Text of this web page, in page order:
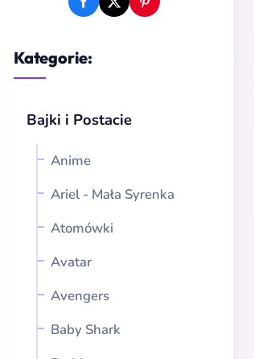
Kategorie:
Bajki i Postacie
Anime
Ariel - Mała Syrenka
Atomówki
Avatar
Avengers
Baby Shark